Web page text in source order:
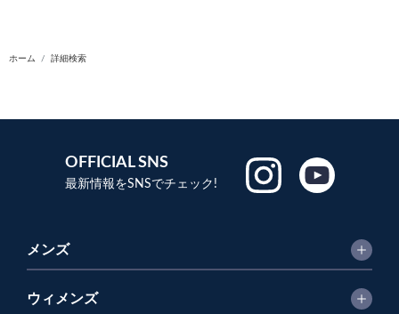
ホーム 詳細検索
OFFICIAL SNS
最新情報をSNSでチェック!
メンズ
ウィメンズ